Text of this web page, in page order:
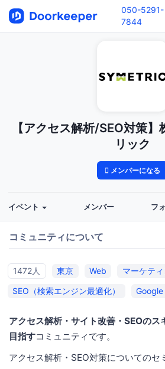
050-5291-
7844
【アクセス解析/SEO対策
リック
メンバーになる
イベント メンバー フ
コミュニティについて
1472人 東京 Web マーケテ
SEO（検索エンジン最適化）
Google
アクセス解析・サイト改善・SEOのス
目指すコミュニティです。
アクセス解析・SEO対策についてのセ